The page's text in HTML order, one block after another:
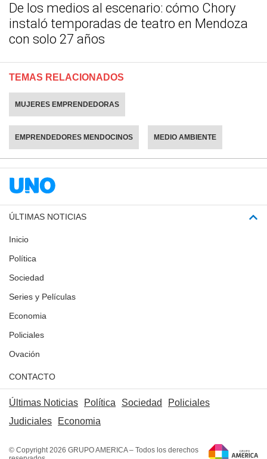
De los medios al escenario: cómo Chory
instaló temporadas de teatro en Mendoza
con solo 27 años
TEMAS RELACIONADOS
MUJERES EMPRENDEDORAS
EMPRENDEDORES MENDOCINOS MEDIO AMBIENTE
ÚLTIMAS NOTICIAS
Inicio
Política
Sociedad
Series y Películas
Economia
Policiales
Ovación
CONTACTO
Últimas Noticias Política Sociedad
Policiales
Judiciales
Economia
© Copyright 2026 GRUPO AMERICA – Todos los derechos